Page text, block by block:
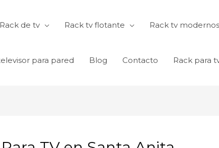
Rack de tv Rack tv flotante Rack tv modernos
para pared Blog Contacto Rack para